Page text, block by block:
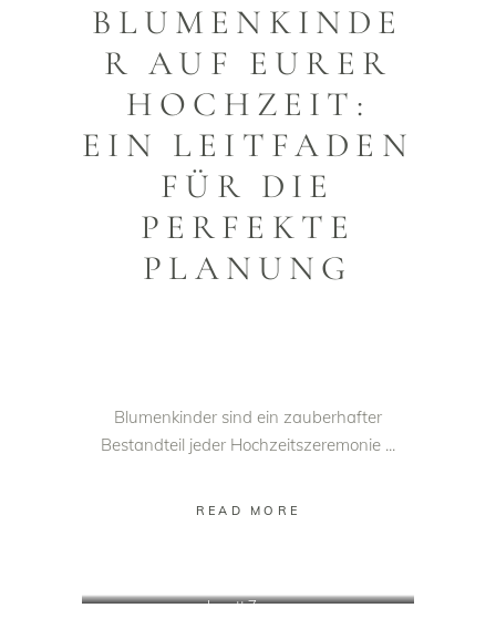
BLUMENKINDE
R AUF EURER
HOCHZEIT:
EIN LEITFADEN
FÜR DIE
PERFEKTE
PLANUNG
Blumenkinder sind ein zauberhafter
Bestandteil jeder Hochzeitszeremonie
READ MORE
Janett Zappe